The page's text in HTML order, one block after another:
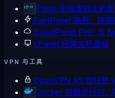
Plesk 全栈虚拟主机
FastPanel 免费、快
CloudPanel PHP 与
cPanel经典主机面板
VPN 与工具
OpenVPN AS 自托管
Docker 容器运行时，